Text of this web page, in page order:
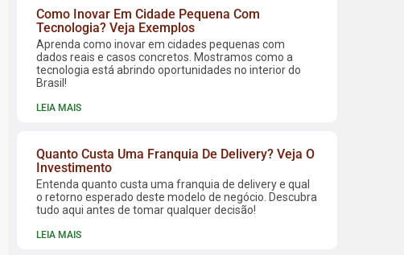
Como Inovar Em Cidade Pequena Com
Tecnologia? Veja Exemplos
Aprenda como inovar em cidades pequenas com
dados reais e casos concretos. Mostramos como a
tecnologia está abrindo oportunidades no interior do
Brasil!
LEIA MAIS
Quanto Custa Uma Franquia De Delivery? Veja O
Investimento
Entenda quanto custa uma franquia de delivery e qual
o retorno esperado deste modelo de negócio. Descubra
tudo aqui antes de tomar qualquer decisão!
LEIA MAIS